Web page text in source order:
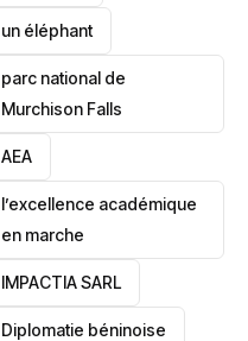
un éléphant
parc national de
Murchison Falls
AEA
l’excellence académique
en marche
IMPACTIA SARL
‎Diplomatie béninoise